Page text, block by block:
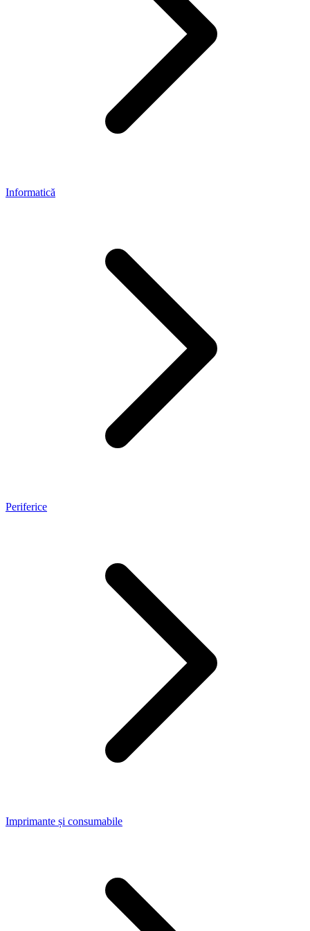
Informatică
Periferice
Imprimante și consumabile